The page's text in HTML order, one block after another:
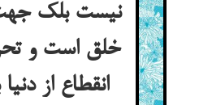
نیست بلک
خلق است و
انقطاع از